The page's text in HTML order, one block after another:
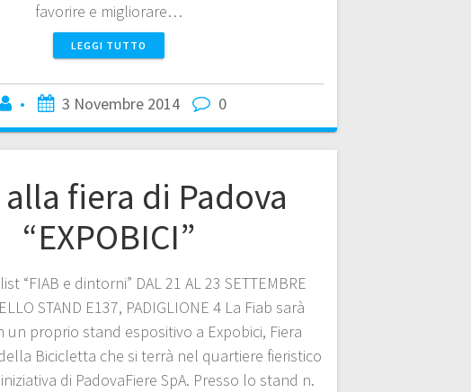
favorire e migliorare…
LEGGI TUTTO
• 3 Novembre 2014 0
alla fiera di Padova
“EXPOBICI”
“FIAB e dintorni” DAL 21 AL 23 SETTEMBRE
STAND E137, PADIGLIONE 4 La Fiab sarà
un proprio stand espositivo a Expobici, Fiera
Bicicletta che si terrà nel quartiere fieristico
di PadovaFiere SpA. Presso lo stand n.